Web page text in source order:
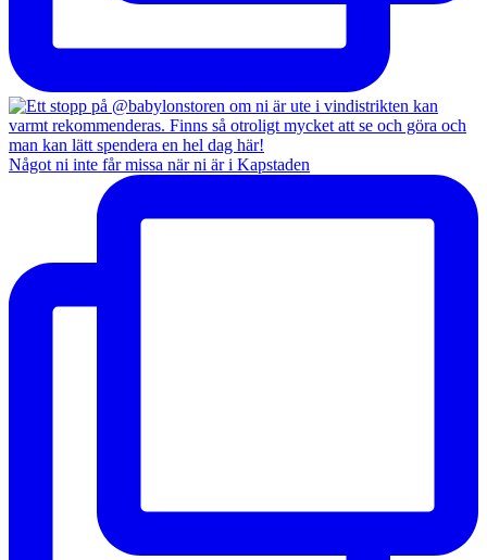
Något ni inte får missa när ni är i Kapstaden